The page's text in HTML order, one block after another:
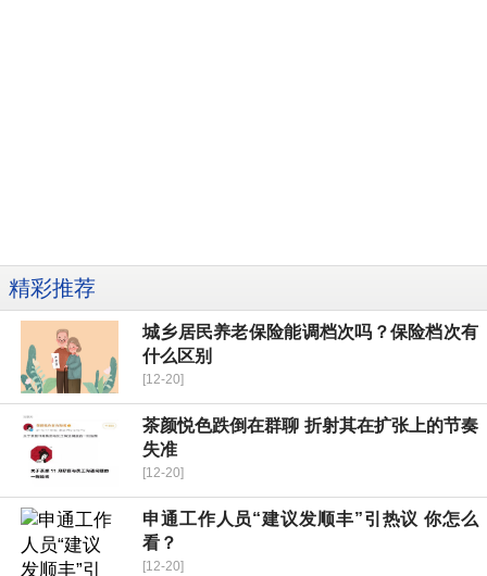
精彩推荐
城乡居民养老保险能调档次吗？保险档次有
什么区别
[12-20]
茶颜悦色跌倒在群聊 折射其在扩张上的节奏
失准
[12-20]
申通工作人员“建议发顺丰”引热议 你怎么
看？
[12-20]